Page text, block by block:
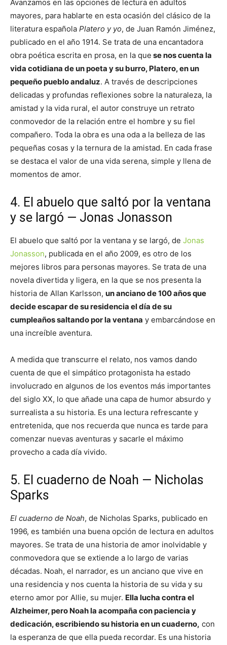
Avanzamos en las opciones de lectura en adultos
mayores, para hablarte en esta ocasión del clásico de la
literatura española Platero y yo, de Juan Ramón Jiménez,
publicado en el año 1914. Se trata de una encantadora
obra poética escrita en prosa, en la que se nos cuenta la
vida cotidiana de un poeta y su burro, Platero, en un
pequeño pueblo andaluz. A través de descripciones
delicadas y profundas reflexiones sobre la naturaleza, la
amistad y la vida rural, el autor construye un retrato
conmovedor de la relación entre el hombre y su fiel
compañero. Toda la obra es una oda a la belleza de las
pequeñas cosas y la ternura de la amistad. En cada frase
se destaca el valor de una vida serena, simple y llena de
momentos de amor.
4. El abuelo que saltó por la ventana
y se largó — Jonas Jonasson
El abuelo que saltó por la ventana y se largó, de Jonas
Jonasson, publicada en el año 2009, es otro de los
mejores libros para personas mayores. Se trata de una
novela divertida y ligera, en la que se nos presenta la
historia de Allan Karlsson, un anciano de 100 años que
decide escapar de su residencia el día de su
cumpleaños saltando por la ventana y embarcándose en
una increíble aventura.
A medida que transcurre el relato, nos vamos dando
cuenta de que el simpático protagonista ha estado
involucrado en algunos de los eventos más importantes
del siglo XX, lo que añade una capa de humor absurdo y
surrealista a su historia. Es una lectura refrescante y
entretenida, que nos recuerda que nunca es tarde para
comenzar nuevas aventuras y sacarle el máximo
provecho a cada día vivido.
5. El cuaderno de Noah — Nicholas
Sparks
El cuaderno de Noah, de Nicholas Sparks, publicado en
1996, es también una buena opción de lectura en adultos
mayores. Se trata de una historia de amor inolvidable y
conmovedora que se extiende a lo largo de varias
décadas. Noah, el narrador, es un anciano que vive en
una residencia y nos cuenta la historia de su vida y su
eterno amor por Allie, su mujer. Ella lucha contra el
Alzheimer, pero Noah la acompaña con paciencia y
dedicación, escribiendo su historia en un cuaderno, con
la esperanza de que ella pueda recordar. Es una historia